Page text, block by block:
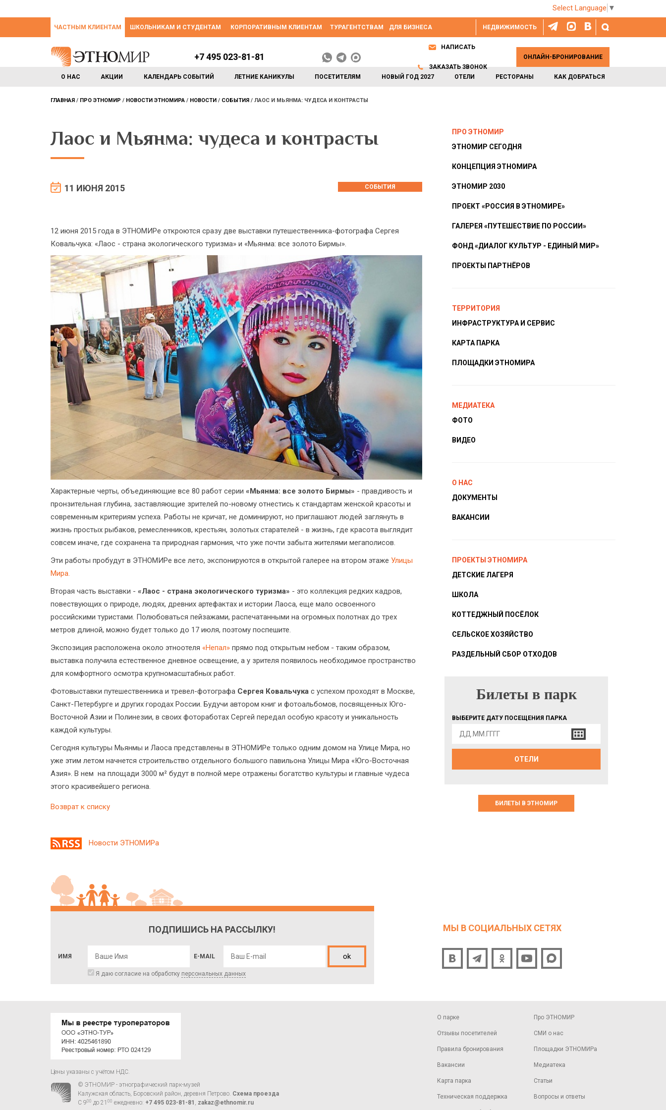
Select Language ▼
НЕДВИЖИМОСТЬ
ЧАСТНЫМ КЛИЕНТАМ ШКОЛЬНИКАМ И СТУДЕНТАМ КОРПОРАТИВНЫМ КЛИЕНТАМ ТУРАГЕНТСТВАМ ДЛЯ БИЗНЕСА
О НАС АКЦИИ КАЛЕНДАРЬ СОБЫТИЙ ЛЕТНИЕ КАНИКУЛЫ ПОСЕТИТЕЛЯМ НОВЫЙ ГОД 2027 ОТЕЛИ РЕСТОРАНЫ КАК ДОБРАТЬСЯ
+7 495 023-81-81
НАПИСАТЬ
ЗАКАЗАТЬ ЗВОНОК
ОНЛАЙН-БРОНИРОВАНИЕ
ГЛАВНАЯ ПРО ЭТНОМИР НОВОСТИ ЭТНОМИРА НОВОСТИ СОБЫТИЯ ЛАОС И МЬЯНМА: ЧУДЕСА И КОНТРАСТЫ
Лаос и Мьянма: чудеса и контрасты
11 ИЮНЯ 2015 СОБЫТИЯ
12 июня 2015 года в ЭТНОМИРе откроются сразу две выставки путешественника-фотографа Сергея
Ковальчука: «Лаос - страна экологического туризма» и «Мьянма: все золото Бирмы».
Характерные черты, объединяющие все 80 работ серии «Мьянма: все золото Бирмы» - правдивость и
пронзительная глубина, заставляющие зрителей по-новому отнестись к стандартам женской красоты и
современным критериям успеха. Работы не кричат, не доминируют, но приглашают людей заглянуть в
жизнь простых рыбаков, ремесленников, крестьян, золотых старателей - в жизнь, где красота выглядит
совсем иначе, где сохранена та природная гармония, что уже почти забыта жителями мегаполисов.
Эти работы пробудут в ЭТНОМИРе все лето, экспонируются в открытой галерее на втором этаже Улицы
Мира.
Вторая часть выставки - «Лаос - страна экологического туризма» - это коллекция редких кадров,
повествующих о природе, людях, древних артефактах и истории Лаоса, еще мало освоенного
российскими туристами. Полюбоваться пейзажами, распечатанными на огромных полотнах до трех
метров длиной, можно будет только до 17 июля, поэтому поспешите.
Экспозиция расположена около этноотеля «Непал» прямо под открытым небом - таким образом,
выставка получила естественное дневное освещение, а у зрителя появилось необходимое пространство
для комфортного осмотра крупномасштабных работ.
Фотовыставки путешественника и тревел-фотографа Сергея Ковальчука с успехом проходят в Москве,
Санкт-Петербурге и других городах России. Будучи автором книг и фотоальбомов, посвященных Юго-
Восточной Азии и Полинезии, в своих фотоработах Сергей передал особую красоту и уникальность
каждой культуры.
Сегодня культуры Мьянмы и Лаоса представлены в ЭТНОМИРе только одним домом на Улице Мира, но
уже этим летом начнется строительство отдельного большого павильона Улицы Мира «Юго-Восточная
Азия». В нем на площади 3000 м² будут в полной мере отражены богатство культуры и главные чудеса
этого красивейшего региона.
Возврат к списку
ПРО ЭТНОМИР
ЭТНОМИР СЕГОДНЯ
КОНЦЕПЦИЯ ЭТНОМИРА
ЭТНОМИР 2030
ПРОЕКТ «РОССИЯ В ЭТНОМИРЕ»
ГАЛЕРЕЯ «ПУТЕШЕСТВИЕ ПО РОССИИ»
ФОНД «ДИАЛОГ КУЛЬТУР - ЕДИНЫЙ МИР»
ПРОЕКТЫ ПАРТНЁРОВ
ТЕРРИТОРИЯ
ИНФРАСТРУКТУРА И СЕРВИС
КАРТА ПАРКА
ПЛОЩАДКИ ЭТНОМИРА
МЕДИАТЕКА
ФОТО
ВИДЕО
О НАС
ДОКУМЕНТЫ
ВАКАНСИИ
ПРОЕКТЫ ЭТНОМИРА
ДЕТСКИЕ ЛАГЕРЯ
ШКОЛА
КОТТЕДЖНЫЙ ПОСЁЛОК
СЕЛЬСКОЕ ХОЗЯЙСТВО
РАЗДЕЛЬНЫЙ СБОР ОТХОДОВ
БИЛЕТЫ В ПАРК
Билеты в парк
ВЫБЕРИТЕ ДАТУ ПОСЕЩЕНИЯ ПАРКА
ОТЕЛИ
БИЛЕТЫ В ЭТНОМИР
Новости ЭТНОМИРа
ПОДПИШИСЬ НА РАССЫЛКУ!
ИМЯ E-MAIL ok
Я даю согласие на обработку персональных данных
МЫ В СОЦИАЛЬНЫХ СЕТЯХ
О парке
Отзывы посетителей
Правила бронирования
Вакансии
Карта парка
Техническая поддержка
Про ЭТНОМИР
СМИ о нас
Площадки ЭТНОМИРа
Медиатека
Статьи
Вопросы и ответы
Цены указаны с учётом НДС.
© ЭТНОМИР - этнографический парк-музей
Калужская область, Боровский район, деревня Петрово. Схема проезда
С 900 до 21 00 ежедневно: +7 495 023-81-81 , zakaz@ethnomir.ru